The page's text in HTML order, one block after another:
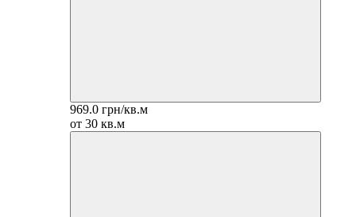
969.0 грн/кв.м
от 30 кв.м